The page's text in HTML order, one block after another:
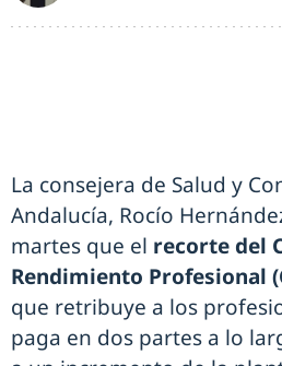
La consejera de Salud y
Andalucía, Rocío
martes que el recorte del
Rendimiento Profesional
que retribuye a los
paga en dos partes a lo